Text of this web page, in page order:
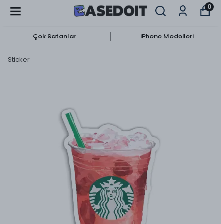
0
Çok Satanlar iPhone Modelleri
Sticker